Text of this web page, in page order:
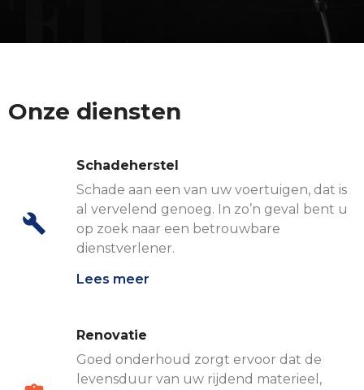
Onze diensten
Schadeherstel
Schade aan een van uw voertuigen, dat is
al vervelend genoeg. In zo’n geval bent u
op zoek naar een betrouwbare
dienstverlener.
Lees meer
Renovatie
Goed onderhoud zorgt ervoor dat de
levensduur van uw rijdend materieel,